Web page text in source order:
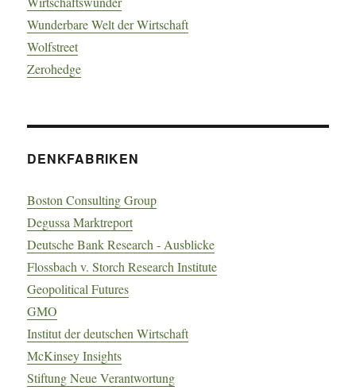
Wunderbare Welt der Wirtschaft
Wolfstreet
Zerohedge
DENKFABRIKEN
Boston Consulting Group
Degussa Marktreport
Deutsche Bank Research - Ausblicke
Flossbach v. Storch Research Institute
Geopolitical Futures
GMO
Institut der deutschen Wirtschaft
McKinsey Insights
Stiftung Neue Verantwortung